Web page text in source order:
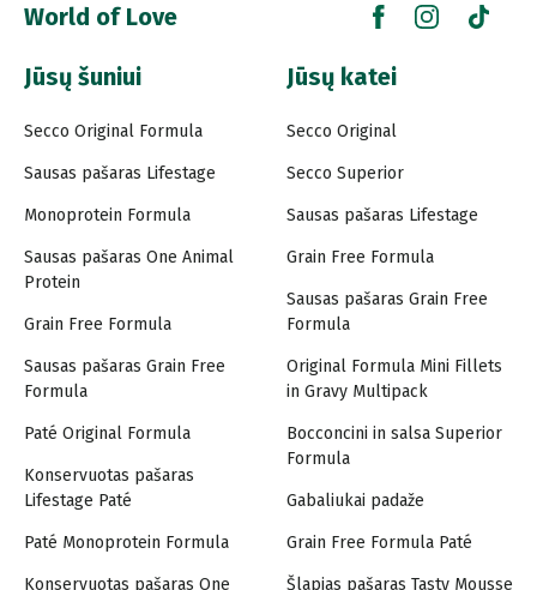
World of Love
Jūsų šuniui
Secco Original Formula
Sausas pašaras Lifestage
Monoprotein Formula
Sausas pašaras One Animal
Protein
Grain Free Formula
Sausas pašaras Grain Free
Formula
Paté Original Formula
Konservuotas pašaras
Lifestage Paté
Paté Monoprotein Formula
Konservuotas pašaras One
Jūsų katei
Secco Original
Secco Superior
Sausas pašaras Lifestage
Grain Free Formula
Sausas pašaras Grain Free
Formula
Original Formula Mini Fillets
in Gravy Multipack
Bocconcini in salsa Superior
Formula
Gabaliukai padaže
Grain Free Formula Paté
Šlapias pašaras Tasty Mousse